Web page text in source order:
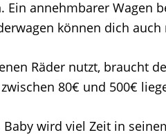
Ein annehmbarer Wagen
können dich
Räder nutzt, braucht
80€ und 500€
Baby wird viel Zeit in